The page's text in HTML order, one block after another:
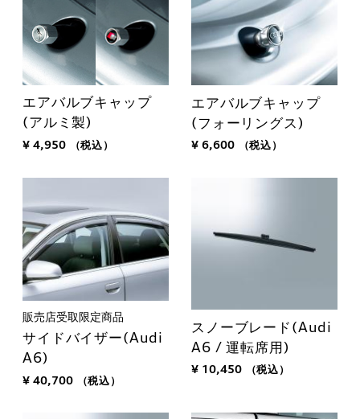
エアバルブキャップ
(アルミ製)
¥ 4,950 （税込）
エアバルブキャップ
(フォーリングス)
¥ 6,600 （税込）
販売店受取限定商品
サイドバイザー(Audi
A6)
¥ 40,700 （税込）
スノーブレード(Audi
A6 / 運転席用)
¥ 10,450 （税込）